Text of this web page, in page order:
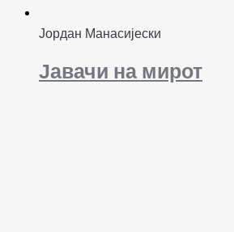
Јордан Манасијески
Јавачи на мирот